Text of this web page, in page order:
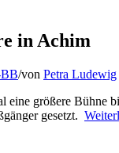
in Achim
/von Petra Ludewig
eine größere Bühne
gesetzt.